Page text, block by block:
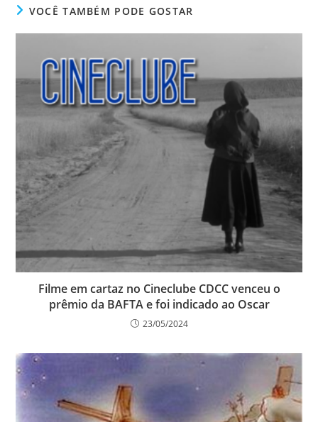
VOCÊ TAMBÉM PODE GOSTAR
Filme em cartaz no Cineclube CDCC venceu o
prêmio da BAFTA e foi indicado ao Oscar
23/05/2024